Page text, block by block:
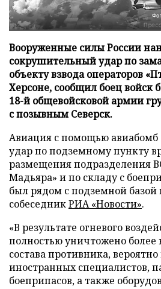
Вооруженные силы России
сокрушительный удар по
объекту взвода операторов
Херсоне, сообщил боец войск
18-й общевойсковой армии
с позывным Северск.
Авиация с помощью авиабомб
удар по подземному пункту
размещения подразделения
Мадьяра» и по складу с
был рядом с подземной базой
собеседникРИА «Новости».
«В результате огневого
полностью уничтожено более
состава противника,
иностранных специалистов,
боеприпасов, а также